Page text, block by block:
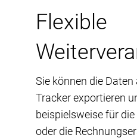
Flexible
Sie können die
Tracker exportieren
beispielsweise für
oder die